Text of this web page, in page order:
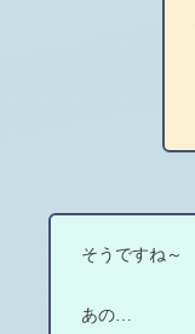
そうですね～
あの…